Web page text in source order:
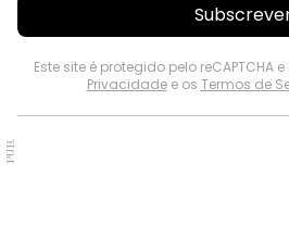
Este site é protegido pelo reCAPTCHA
Privacidadee os Termos de
PUB.